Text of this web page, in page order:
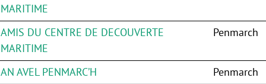
MARITIME
AMIS DU CENTRE DE DECOUVERTE
MARITIME
Penmarch
AN AVEL PENMARC’H
Penmarch